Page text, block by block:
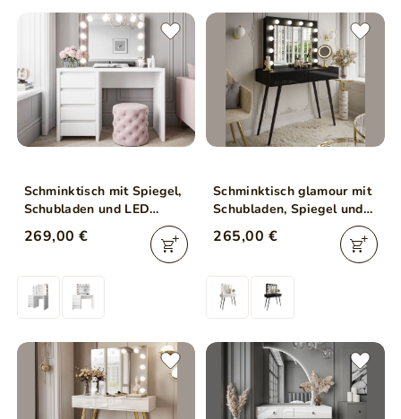
Schminktisch mit Spiegel,
Schubladen und LED
Nesso Weiß Matt
269,00 €
Schminktisch glamour mit
Schubladen, Spiegel und
LED-Beleuchtung Olivine
Schwarz Hochglanz
265,00 €